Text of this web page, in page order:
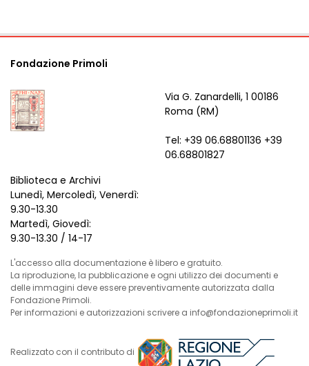
Fondazione Primoli
Via G. Zanardelli, 1 00186
Roma (RM)
Tel: +39 06.68801136 +39
06.68801827
Biblioteca e Archivi
Lunedì, Mercoledì, Venerdì:
9.30-13.30
Martedì, Giovedì:
9.30-13.30 / 14-17
L'accesso alla documentazione è libero e gratuito.
La riproduzione, la pubblicazione e ogni utilizzo dei documenti e
delle immagini deve essere preventivamente autorizzata dalla
Fondazione Primoli.
Per informazioni e autorizzazioni scrivere a info@fondazioneprimoli.it
Realizzato con il contributo di